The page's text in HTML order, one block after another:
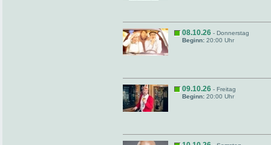
08.10.26 - Donnerstag
Beginn: 20:00 Uhr
09.10.26 - Freitag
Beginn: 20:00 Uhr